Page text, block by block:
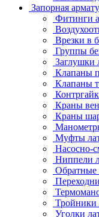
Запорная
Фитинги
Врезки в
Группы
Заглушки
Клапаны
Клапаны
Краны
Краны
Муфты
Насосно-
Ниппели
Обратные
Тройники
Уголки